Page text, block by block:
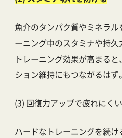
魚介のタンパク質やミネラ
ーニング中のスタミナや持久
トレーニング効果が高まる
ション維持にもつながるはず。
(3) 回復力アップで疲れにく
ハードなトレーニングを続